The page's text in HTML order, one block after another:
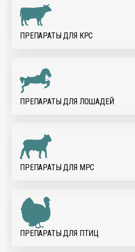
ПРЕПАРАТЫ ДЛЯ КРС
ПРЕПАРАТЫ ДЛЯ ЛОШАДЕЙ
ПРЕПАРАТЫ ДЛЯ МРС
ПРЕПАРАТЫ ДЛЯ ПТИЦ